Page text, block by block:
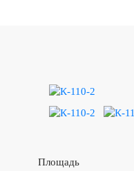
Площадь